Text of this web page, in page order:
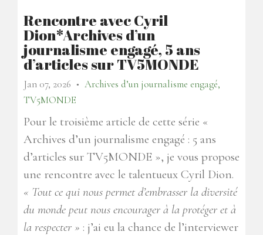
Rencontre avec Cyril
Dion*Archives d’un
journalisme engagé, 5 ans
d’articles sur TV5MONDE
Jan 07, 2026 ●
Archives d’un journalisme engagé,
TV5MONDE
Pour le troisième article de cette série «
Archives d’un journalisme engagé : 5 ans
d’articles sur TV5MONDE », je vous propose
une rencontre avec le talentueux Cyril Dion.
« Tout ce qui nous permet d’embrasser la diversité
du monde peut nous encourager à la protéger et à
la respecter » : j’ai eu la chance de l’interviewer